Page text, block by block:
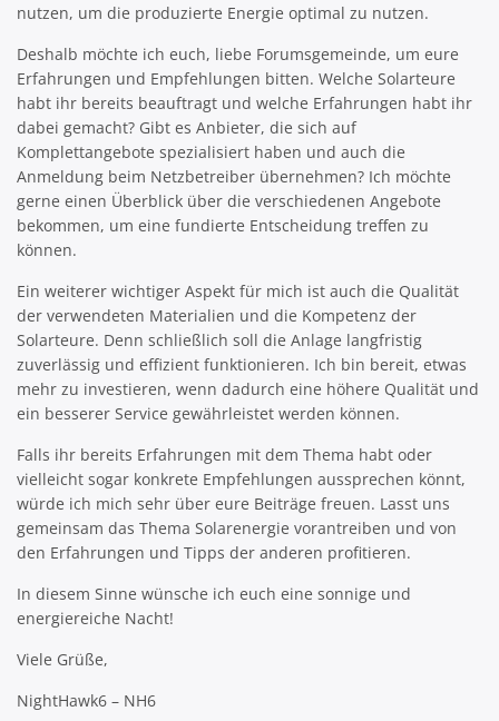
nutzen, um die produzierte Energie optimal zu nutzen.
Deshalb möchte ich euch, liebe Forumsgemeinde, um eure
Erfahrungen und Empfehlungen bitten. Welche Solarteure
habt ihr bereits beauftragt und welche Erfahrungen habt ihr
dabei gemacht? Gibt es Anbieter, die sich auf
Komplettangebote spezialisiert haben und auch die
Anmeldung beim Netzbetreiber übernehmen? Ich möchte
gerne einen Überblick über die verschiedenen Angebote
bekommen, um eine fundierte Entscheidung treffen zu
können.
Ein weiterer wichtiger Aspekt für mich ist auch die Qualität
der verwendeten Materialien und die Kompetenz der
Solarteure. Denn schließlich soll die Anlage langfristig
zuverlässig und effizient funktionieren. Ich bin bereit, etwas
mehr zu investieren, wenn dadurch eine höhere Qualität und
ein besserer Service gewährleistet werden können.
Falls ihr bereits Erfahrungen mit dem Thema habt oder
vielleicht sogar konkrete Empfehlungen aussprechen könnt,
würde ich mich sehr über eure Beiträge freuen. Lasst uns
gemeinsam das Thema Solarenergie vorantreiben und von
den Erfahrungen und Tipps der anderen profitieren.
In diesem Sinne wünsche ich euch eine sonnige und
energiereiche Nacht!
Viele Grüße,
NightHawk6 – NH6